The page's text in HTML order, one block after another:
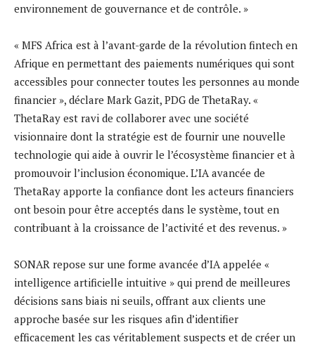
environnement de gouvernance et de contrôle. »
« MFS Africa est à l’avant-garde de la révolution fintech en
Afrique en permettant des paiements numériques qui sont
accessibles pour connecter toutes les personnes au monde
financier », déclare Mark Gazit, PDG de ThetaRay. «
ThetaRay est ravi de collaborer avec une société
visionnaire dont la stratégie est de fournir une nouvelle
technologie qui aide à ouvrir le l’écosystème financier et à
promouvoir l’inclusion économique. L’IA avancée de
ThetaRay apporte la confiance dont les acteurs financiers
ont besoin pour être acceptés dans le système, tout en
contribuant à la croissance de l’activité et des revenus. »
SONAR repose sur une forme avancée d’IA appelée «
intelligence artificielle intuitive » qui prend de meilleures
décisions sans biais ni seuils, offrant aux clients une
approche basée sur les risques afin d’identifier
efficacement les cas véritablement suspects et de créer un